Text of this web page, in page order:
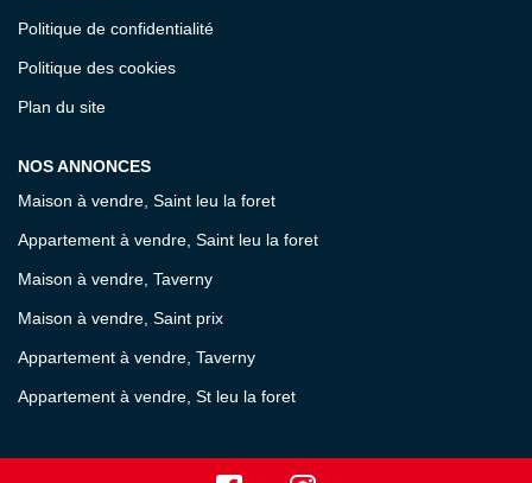
Politique de confidentialité
Politique des cookies
Plan du site
NOS ANNONCES
Maison à vendre, Saint leu la foret
Appartement à vendre, Saint leu la foret
Maison à vendre, Taverny
Maison à vendre, Saint prix
Appartement à vendre, Taverny
Appartement à vendre, St leu la foret